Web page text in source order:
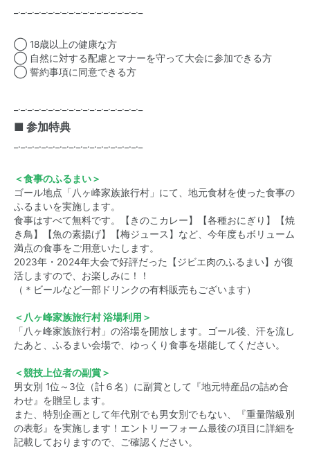
_._._._._._._._._._._._._._._._._._._
◯ 18歳以上の健康な方
◯ 自然に対する配慮とマナーを守って大会に参加できる方
◯ 誓約事項に同意できる方
_._._._._._._._._._._._._._._._._._._
■ 参加特典
_._._._._._._._._._._._._._._._._._._
＜食事のふるまい＞
ゴール地点「八ヶ峰家族旅行村」にて、地元食材を使った食事の
ふるまいを実施します。
食事はすべて無料です。【きのこカレー】【各種おにぎり】【焼
き鳥】【魚の素揚げ】【梅ジュース】など、今年度もボリューム
満点の食事をご用意いたします。
2023年・2024年大会で好評だった【ジビエ肉のふるまい】が復
活しますので、お楽しみに！！
（＊ビールなど一部ドリンクの有料販売もございます）
＜八ヶ峰家族旅行村 浴場利用＞
「八ヶ峰家族旅行村」の浴場を開放します。ゴール後、汗を流し
たあと、ふるまい会場で、ゆっくり食事を堪能してください。
＜競技上位者の副賞＞
男女別 1位～3位（計６名）に副賞として『地元特産品の詰め合
わせ』を贈呈します。
また、特別企画として年代別でも男女別でもない、『重量階級別
の表彰』を実施します！エントリーフォーム最後の項目に詳細を
記載しておりますので、ご確認ください。